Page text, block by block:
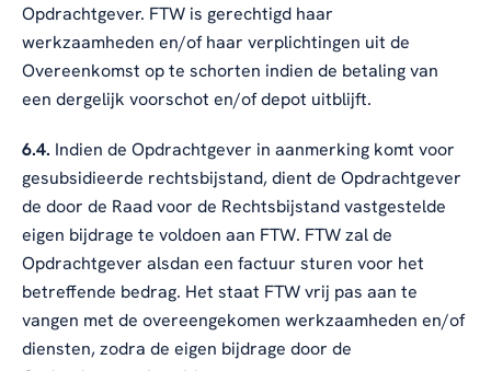
Opdrachtgever. FTW is gerechtigd haar
werkzaamheden en/of haar verplichtingen uit de
Overeenkomst op te schorten indien de betaling van
een dergelijk voorschot en/of depot uitblijft.
6.4. Indien de Opdrachtgever in aanmerking komt voor
gesubsidieerde rechtsbijstand, dient de Opdrachtgever
de door de Raad voor de Rechtsbijstand vastgestelde
eigen bijdrage te voldoen aan FTW. FTW zal de
Opdrachtgever alsdan een factuur sturen voor het
betreffende bedrag. Het staat FTW vrij pas aan te
vangen met de overeengekomen werkzaamheden en/of
diensten, zodra de eigen bijdrage door de